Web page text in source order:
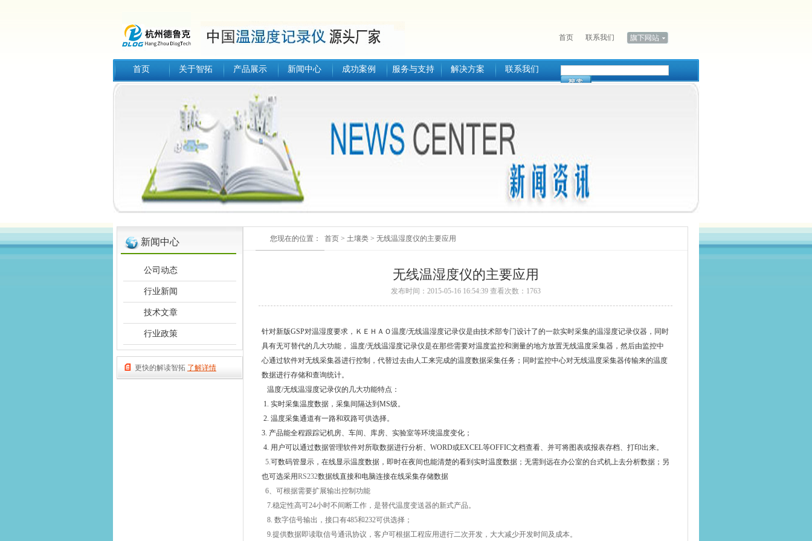
首页 联系我们
首页 关于智拓 产品展示 新闻中心 成功案例 服务与支持 解决方案 联系我们
新闻中心
公司动态
行业新闻
技术文章
行业政策
更快的解读智拓 了解详情
您现在的位置： 首页 > 土壤类 > 无线温湿度仪的主要应用
无线温湿度仪的主要应用
发布时间：2015-05-16 16:54:39 查看次数：1763
针对新版GSP对温湿度要求，ＫＥＨＡＯ温度/无线温湿度记录仪是由技术部专门设计了的一款实时采集的温湿度记录仪器，同时
具有无可替代的几大功能， 温度/无线温湿度记录仪是在那些需要对温度监控和测量的地方放置无线温度采集器，然后由监控中
心通过软件对无线采集器进行控制，代替过去由人工来完成的温度数据采集任务；同时监控中心对无线温度采集器传输来的温度
数据进行存储和查询统计。
温度/无线温湿度记录仪的几大功能特点：
1. 实时采集温度数据，采集间隔达到 MS级。
2. 温度采集通道有一路和双路可供选择。
3. 产品能全程跟踪记机房、车间、库房、实验室等环境温度变化；
4. 用户可以通过数据管理软件对所取数据进行分析、 WORD或EXCEL等OFFIC文档查看、并可将图表或报表存档、打印出来。
5.可数码管显示，在线显示温度数据，即时在夜间也能清楚的看到实时温度数据；无需到远在办公室的台式机上去分析数据；另
也可选采用RS232数据线直接和电脑连接在线采集存储数据
6、可根据需要扩展输出控制功能
7.稳定性高可24小时不间断工作，是替代温度变送器的新式产品。
8. 数字信号输出，接口有485和232可供选择；
9.提供数据即读取信号通讯协议，客户可根据工程应用进行二次开发，大大减少开发时间及成本。